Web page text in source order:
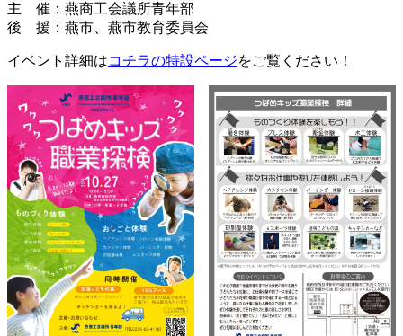
主 催：燕商工会議所青年部
後 援：燕市、燕市教育委員会
イベント詳細はコチラの特設ページをご覧ください！